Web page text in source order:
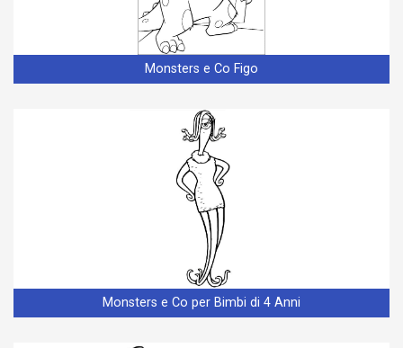
Monsters e Co Figo
Monsters e Co per Bimbi di 4 Anni